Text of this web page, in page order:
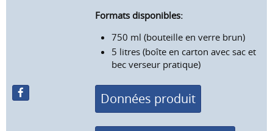
Formats disponibles:
750 ml (bouteille en verre brun)
5 litres (boîte en carton avec sac et
bec verseur pratique)
Données produit